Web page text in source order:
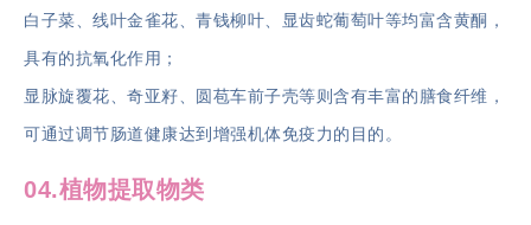
白子菜、线叶金雀花、青钱柳叶、显齿蛇葡萄叶等均富含黄酮，
具有的抗氧化作用；
显脉旋覆花、奇亚籽、圆苞车前子壳等则含有丰富的膳食纤维，
可通过调节肠道健康达到增强机体免疫力的目的。
04.植物提取物类